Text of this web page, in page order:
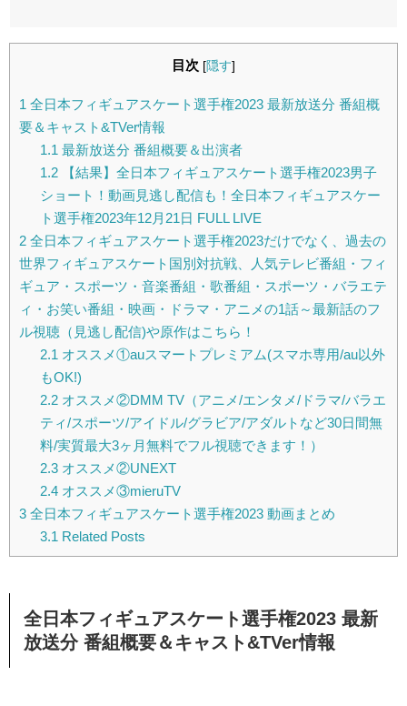
目次 [隠す]
1 全日本フィギュアスケート選手権2023 最新放送分 番組概
要＆キャスト&TVer情報
1.1 最新放送分 番組概要＆出演者
1.2【結果】全日本フィギュアスケート選手権2023男子
ショート！動画見逃し配信も！全日本フィギュアスケー
ト選手権2023年12月21日 FULL LIVE
2 全日本フィギュアスケート選手権2023だけでなく、過去の
世界フィギュアスケート国別対抗戦、人気テレビ番組・フィ
ギュア・スポーツ・音楽番組・歌番組・スポーツ・バラエテ
ィ・お笑い番組・映画・ドラマ・アニメの1話～最新話のフ
ル視聴（見逃し配信)や原作はこちら！
2.1 オススメ①auスマートプレミアム(スマホ専用/au以外
もOK!)
2.2オススメ②DMM TV（アニメ/エンタメ/ドラマ/バラエ
ティ/スポーツ/アイドル/グラビア/アダルトなど30日間無
料/実質最大3ヶ月無料でフル視聴できます！）
2.3オススメ②UNEXT
2.4オススメ③mieruTV
3 全日本フィギュアスケート選手権2023 動画まとめ
3.1 Related Posts
全日本フィギュアスケート選手権2023 最新
放送分 番組概要＆キャスト&TVer情報